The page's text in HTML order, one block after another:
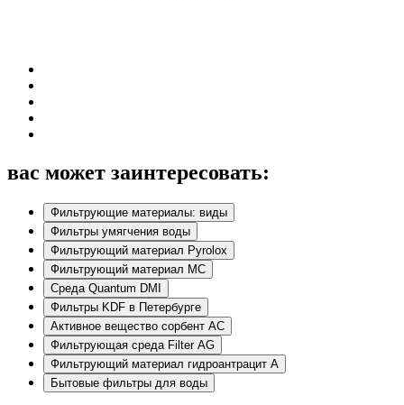
вас может заинтересовать:
Фильтрующие материалы: виды
Фильтры умягчения воды
Фильтрующий материал Pyrolox
Фильтрующий материал МС
Среда Quantum DMI
Фильтры KDF в Петербурге
Активное вещество сорбент АС
Фильтрующая среда Filter AG
Фильтрующий материал гидроантрацит А
Бытовые фильтры для воды